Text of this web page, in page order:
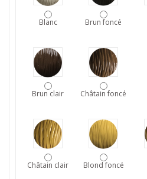
Blanc Brun foncé
Brun clair Châtain foncé
Châtain clair Blond foncé